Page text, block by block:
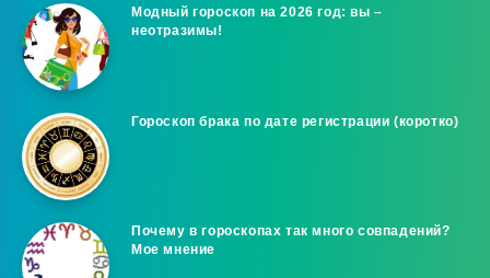
Модный гороскоп на 2026 год: вы –
неотразимы!
Гороскоп брака по дате регистрации (коротко)
Почему в гороскопах так много совпадений?
Мое мнение